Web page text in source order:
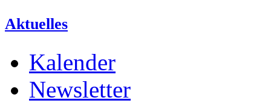
Aktuelles
Kalender
Newsletter